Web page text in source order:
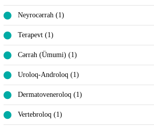
Neyrocərrah (1)
Terapevt (1)
Cərrah (Ümumi) (1)
Uroloq-Androloq (1)
Dermatoveneroloq (1)
Vertebroloq (1)